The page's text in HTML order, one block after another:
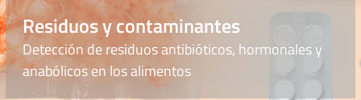
Residuos y contaminantes
Detección de residuos antibióticos, hormonales y
anabólicos en los alimentos